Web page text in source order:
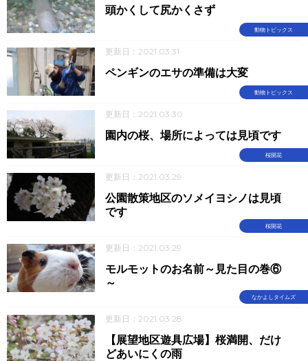
動物トピックス
頭かくして尻かくさず
更新日：2021.03.31
動物トピックス
ペンギンのエサの準備は大変
更新日：2021.03.30
桜開花
園内の桜、場所によっては見頃です
更新日：2021.03.29
桜開花
公園散策地区のソメイヨシノは見頃
です
更新日：2021.03.29
なかよしタイムズ
モルモットのお名前～見た目の巻⑥
～
更新日：2021.03.28
【展望地区遊具広場】桜満開、だけ
どあいにくの雨